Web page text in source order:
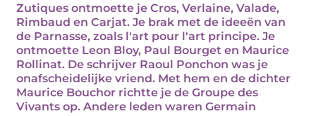
Zutiques ontmoette je Cros, Verlaine, Valade,
Rimbaud en Carjat. Je brak met de ideeën van
de Parnasse, zoals l'art pour l'art principe. Je
ontmoette Leon Bloy, Paul Bourget en Maurice
Rollinat. De schrijver Raoul Ponchon was je
onafscheidelijke vriend. Met hem en de dichter
Maurice Bouchor richtte je de Groupe des
Vivants op. Andere leden waren Germain